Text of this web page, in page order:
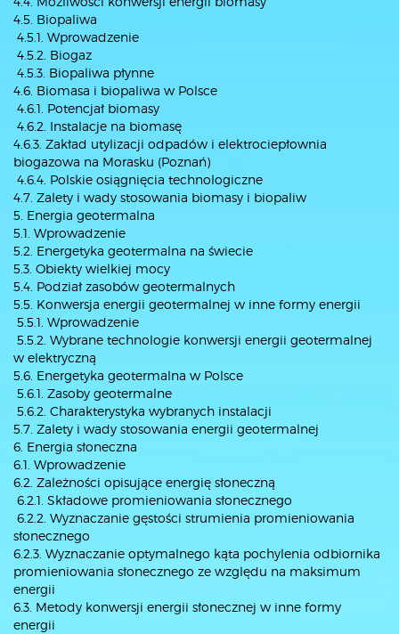
4.5. Biopaliwa
4.5.1. Wprowadzenie
4.5.2. Biogaz
4.5.3. Biopaliwa płynne
4.6. Biomasa i biopaliwa w Polsce
4.6.1. Potencjał biomasy
4.6.2. Instalacje na biomasę
4.6.3. Zakład utylizacji odpadów i elektrociepłownia
biogazowa na Morasku (Poznań)
4.6.4. Polskie osiągnięcia technologiczne
4.7. Zalety i wady stosowania biomasy i biopaliw
5. Energia geotermalna
5.1. Wprowadzenie
5.2. Energetyka geotermalna na świecie
5.3. Obiekty wielkiej mocy
5.4. Podział zasobów geotermalnych
5.5. Konwersja energii geotermalnej w inne formy energii
5.5.1. Wprowadzenie
5.5.2. Wybrane technologie konwersji energii geotermalnej
w elektryczną
5.6. Energetyka geotermalna w Polsce
5.6.1. Zasoby geotermalne
5.6.2. Charakterystyka wybranych instalacji
5.7. Zalety i wady stosowania energii geotermalnej
6. Energia słoneczna
6.1. Wprowadzenie
6.2. Zależności opisujące energię słoneczną
6.2.1. Składowe promieniowania słonecznego
6.2.2. Wyznaczanie gęstości strumienia promieniowania
słonecznego
6.2.3. Wyznaczanie optymalnego kąta pochylenia odbiornika
promieniowania słonecznego ze względu na maksimum
energii
6.3. Metody konwersji energii słonecznej w inne formy
energii